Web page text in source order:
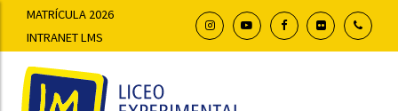
MATRÍCULA 2026
INTRANET LMS